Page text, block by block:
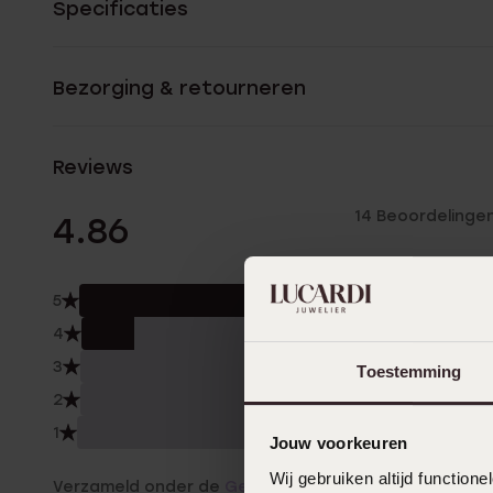
Toestemming
Jouw voorkeuren
Wij gebruiken altijd
Specificaties
Bezorging & retourneren
Reviews
4.86 14
5
4
3 0.0%
2
1
Verzameld onder de Gebruiksvoorwaardenvan